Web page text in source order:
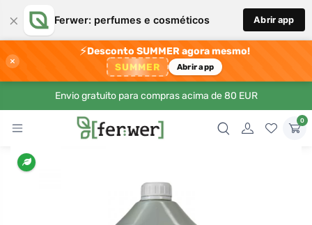
× Ferwer: perfumes e cosméticos Abrir app
×
⚡Desconto SUMMER agora mesmo!
SUMMER Abrir app
Envio gratuito para compras acima de 80 EUR
0